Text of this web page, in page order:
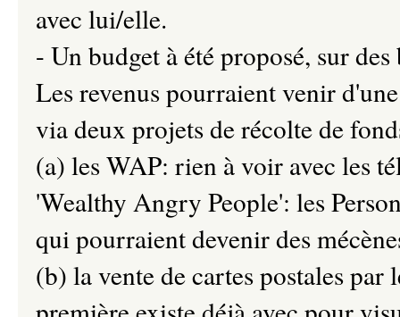
avec lui/elle.
- Un budget à été proposé, sur
Les revenus pourraient venir
via deux projets de récolte de
(a) les WAP: rien à voir avec les
'Wealthy Angry People': les
qui pourraient devenir des
(b) la vente de cartes postales